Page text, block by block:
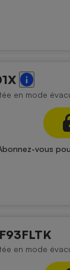
en mode
vous
en mode